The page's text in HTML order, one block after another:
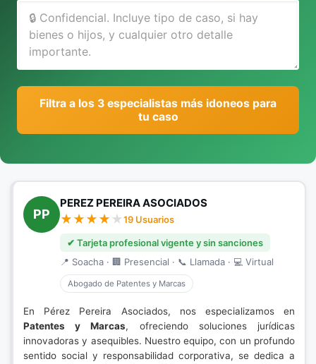
Filtra a los 3 especialistas más idoneos para
tu caso
PP
PEREZ PEREIRA ASOCIADOS
19 Usuarios
✔ Tarjeta profesional vigente y sin sanciones
📍 Soacha · 🏢 Presencial · 📞 Llamada · 💻 Virtual
Abogado de Patentes y Marcas
En Pérez Pereira Asociados, nos especializamos en
Patentes y Marcas, ofreciendo soluciones jurídicas
innovadoras y asequibles. Nuestro equipo, con un profundo
sentido social y responsabilidad corporativa, se dedica a